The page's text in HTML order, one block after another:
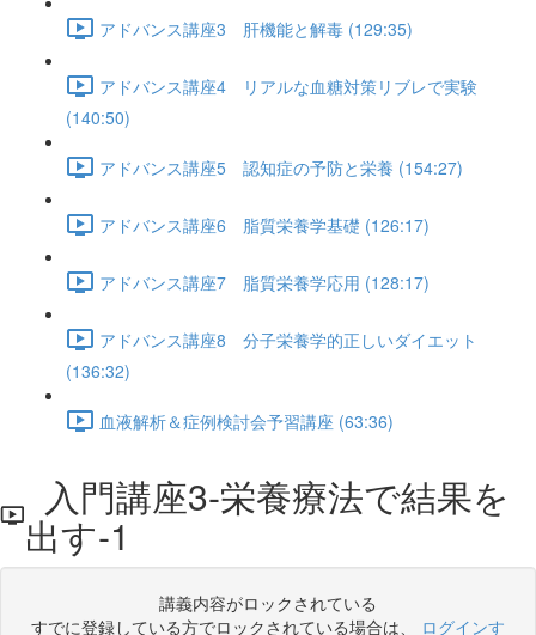
アドバンス講座3 肝機能と解毒 (129:35)
アドバンス講座4 リアルな血糖対策リブレで実験
(140:50)
アドバンス講座5 認知症の予防と栄養 (154:27)
アドバンス講座6 脂質栄養学基礎 (126:17)
アドバンス講座7 脂質栄養学応用 (128:17)
アドバンス講座8 分子栄養学的正しいダイエット
(136:32)
血液解析＆症例検討会予習講座 (63:36)
入門講座3-栄養療法で結果を
出す-1
講義内容がロックされている
すでに登録している方でロックされている場合は、 ログインす